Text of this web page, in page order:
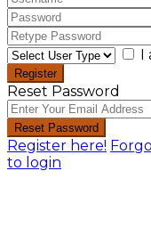
I
Register
Reset Password
Reset Password
Register here!
to login